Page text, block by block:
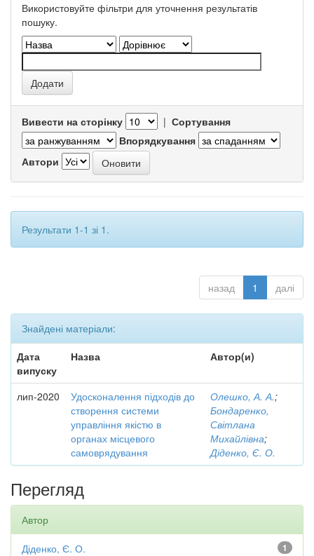
Використовуйте фільтри для уточнення результатів
пошуку.
Вивести на сторінку | Сортування
Впорядкування
Автори
Результати 1-1 зі 1.
назад 1 далі
Знайдені матеріали:
Дата
випуску
Назва Автор(и)
лип-2020
Удосконалення підходів до
створення системи
управління якістю в
органах місцевого
самоврядування
Олешко, А. А.;
Бондаренко,
Світлана
Михайлівна;
Діденко, Є. О.
Перегляд
Автор
1
Діденко, Є. О.